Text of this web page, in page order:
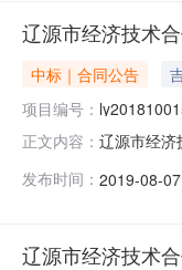
辽源市经济技术
中标｜合同公告
项目编号：
正文内容： 辽源市经
方）:辽源
发布时间： 2019-08-07
辽源市经济技术